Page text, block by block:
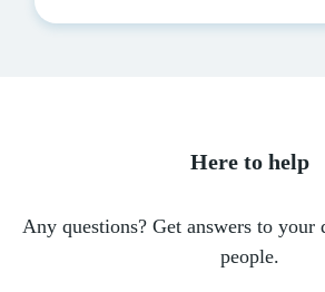
Here to help
Any questions? Get answers to your
people.